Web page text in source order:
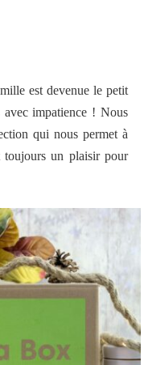
est devenue le petit
avec impatience ! Nous
qui nous permet à
toujours un plaisir pour